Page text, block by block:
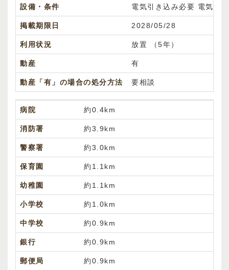
設備・条件 電気引き込み必要 電気引
掲載期限日 2028/05/28
利用状況 放置 （5年）
動産 有
動産「有」の場合の処分方法 要相談
病院 約0.4km
消防署 約3.9km
警察署 約3.0km
保育園 約1.1km
幼稚園 約1.1km
小学校 約1.0km
中学校 約0.9km
銀行 約0.9km
郵便局 約0.9km